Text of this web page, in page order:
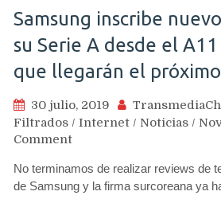
Samsung inscribe
su Serie A desde el
que llegarán el
30 julio, 2019
Filtrados / Internet / Noticias /
Commenton
inscribe
nuevos
No terminamos de realizar reviews de
de Samsung y la firma surcoreana ya